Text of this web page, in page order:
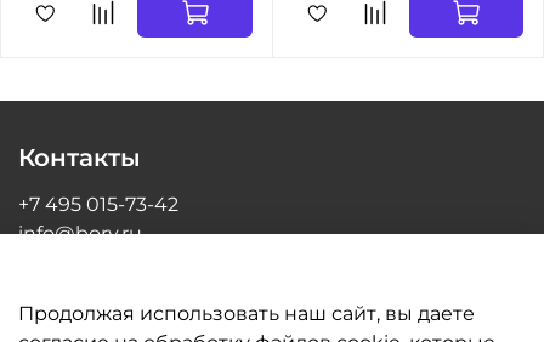
Контакты
+7 495 015-73-42
info@bory.ru
Продолжая использовать наш сайт, вы даете